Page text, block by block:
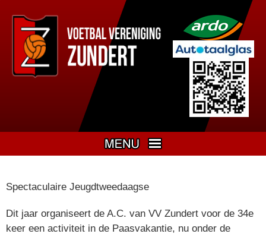
Spectaculaire Jeugdtweedaagse
Dit jaar organiseert de A.C. van VV Zundert voor de 34e
keer een activiteit in de Paasvakantie, nu onder de